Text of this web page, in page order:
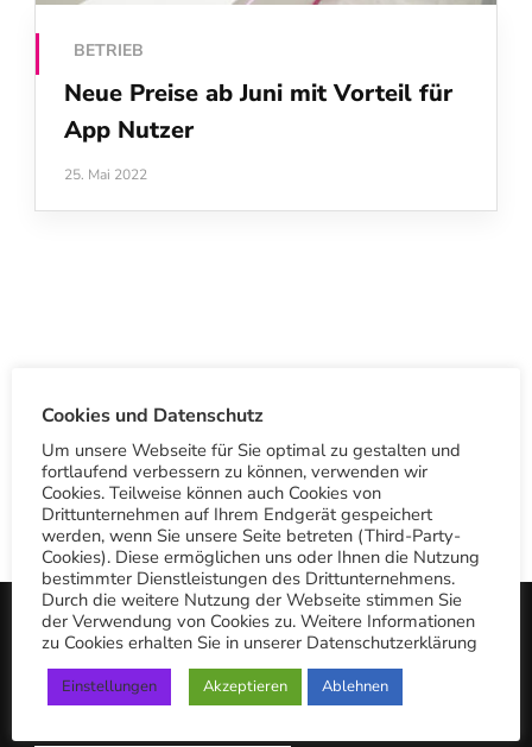
BETRIEB
Neue Preise ab Juni mit Vorteil für
App Nutzer
25. Mai 2022
c
h
e
n
n
a
PFLEGEKENNZEICHEN
Cookies und Datenschutz
Um unsere Webseite für Sie optimal zu gestalten und
fortlaufend verbessern zu können, verwenden wir
Cookies. Teilweise können auch Cookies von
Drittunternehmen auf Ihrem Endgerät gespeichert
werden, wenn Sie unsere Seite betreten (Third-Party-
Cookies). Diese ermöglichen uns oder Ihnen die Nutzung
bestimmter Dienstleistungen des Drittunternehmens.
Durch die weitere Nutzung der Webseite stimmen Sie
der Verwendung von Cookies zu. Weitere Informationen
zu Cookies erhalten Sie in unserer Datenschutzerklärung
Einstellungen Akzeptieren Ablehnen